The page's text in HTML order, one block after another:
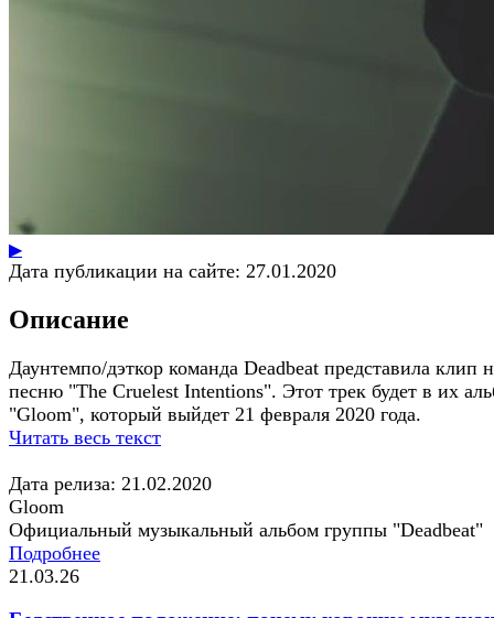
▶
Дата публикации на сайте: 27.01.2020
Описание
Даунтемпо/дэткор команда Deadbeat представила клип
песню "The Cruelest Intentions". Этот трек будет в их
"Gloom", который выйдет 21 февраля 2020 года.
Читать весь текст
Дата релиза: 21.02.2020
Gloom
Официальный музыкальный альбом группы "Deadbeat"
Подробнее
21.03.26